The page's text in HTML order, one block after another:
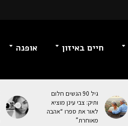
חיים באיזון אופנה
גיל 90 הגשים חלום
ותיק: צבי עינן מוציא
לאור את ספרו “אהבה
מאוחרת”